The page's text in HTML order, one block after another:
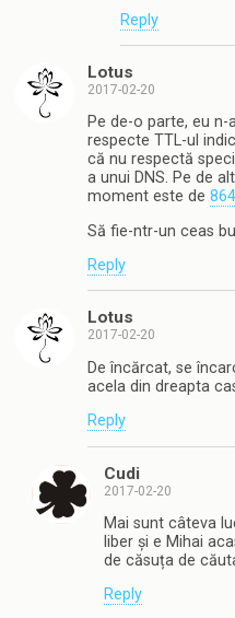
Reply
Lotus
2017-02-20
Pe de-o parte, eu
respecte TTL-ul
că nu respectă
a unui DNS. Pe de
moment este de
Să fie-ntr-un ceas
Reply
Lotus
2017-02-20
De încărcat, se
acela din dreapta
Reply
Cudi
2017-02-20
Mai sunt câteva
liber și e Mihai
de căsuța de
Reply